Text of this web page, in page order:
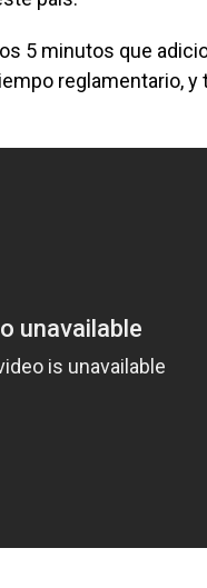
5 minutos que
reglamentario, y